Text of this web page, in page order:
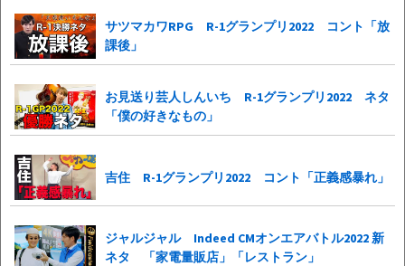
サツマカワRPG R-1グランプリ2022 コント「放
課後」
お見送り芸人しんいち R-1グランプリ2022 ネタ
「僕の好きなもの」
吉住 R-1グランプリ2022 コント「正義感暴れ」
ジャルジャル Indeed CMオンエアバトル2022 新
ネタ 「家電量販店」「レストラン」